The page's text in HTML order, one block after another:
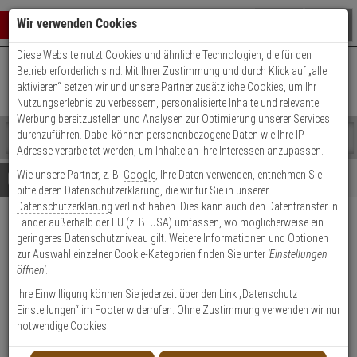
0 ARTIKEL IM WARENKORB
Ihr Warenkorb ist momentan leer.
Ergebnisse ()
Fertig
Shop
durchsuchen
Bitte
geben
Sie
mindestens
Zeichen
ein,
um
Suche
Es
wurde
noch
Kategorien
Suche
gestartet
+49 (0)821 899 493-0Mo. - Do.: 8:00 - 16:30 | Fr.: 8:00 - 14:00 Uhr
Kontaktservice nutzen
Details Beratung
2N Indoor View Black IP
Innensprechstelle
Produktmerkmale
Datenblatt drucken
Wir verwenden Cookies
Diese Website nutzt Cookies und ähnliche Technologien, die für den
Betrieb erforderlich sind. Mit Ihrer Zustimmung und durch Klick auf „alle
aktivieren“ setzen wir und unsere Partner zusätzliche Cookies, um Ihr
Nutzungserlebnis zu verbessern, personalisierte Inhalte und relevante
Werbung bereitzustellen und Analysen zur Optimierung unserer Services
durchzuführen. Dabei können personenbezogene Daten wie Ihre IP-
Adresse verarbeitet werden, um Inhalte an Ihre Interessen anzupassen.
Wie unsere Partner, z. B. Google , Ihre Daten verwenden, entnehmen Sie
bitte deren Datenschutzerklärung, die wir für Sie in unserer
Datenschutzerklärung verlinkt haben. Dies kann auch den Datentransfer in
Länder außerhalb der EU (z. B. USA) umfassen, wo möglicherweise ein
geringeres Datenschutzniveau gilt. Weitere Informationen und Optionen
zur Auswahl einzelner Cookie-Kategorien finden Sie unter 'Einstellungen
öffnen'.
Ihre Einwilligung können Sie jederzeit über den Link „Datenschutz
Einstellungen“ im Footer widerrufen. Ohne Zustimmung verwenden wir nur
notwendige Cookies.